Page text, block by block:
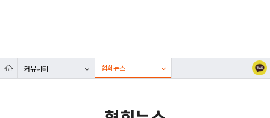
커뮤니티 협회뉴스